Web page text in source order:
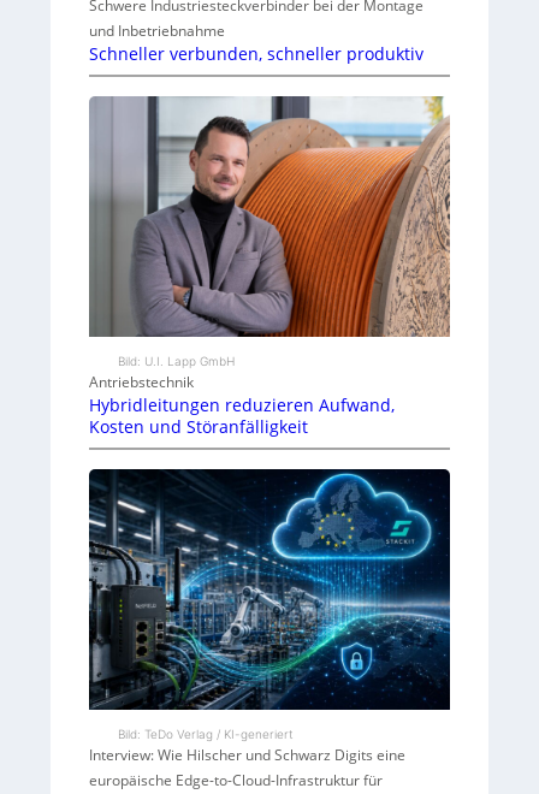
Schwere Industriesteckverbinder bei der Montage
und Inbetriebnahme
Schneller verbunden, schneller produktiv
Bild: U.I. Lapp GmbH
Antriebstechnik
Hybridleitungen reduzieren Aufwand,
Kosten und Störanfälligkeit
Bild: TeDo Verlag / KI-generiert
Interview: Wie Hilscher und Schwarz Digits eine
europäische Edge-to-Cloud-Infrastruktur für